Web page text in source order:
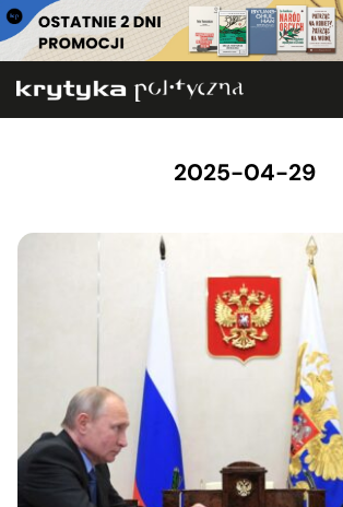
2025-04-29